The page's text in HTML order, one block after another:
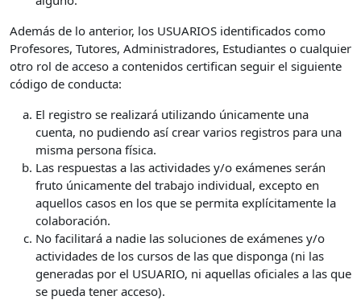
Además de lo anterior, los USUARIOS identificados como
Profesores, Tutores, Administradores, Estudiantes o cualquier
otro rol de acceso a contenidos certifican seguir el siguiente
código de conducta:
El registro se realizará utilizando únicamente una
cuenta, no pudiendo así crear varios registros para una
misma persona física.
Las respuestas a las actividades y/o exámenes serán
fruto únicamente del trabajo individual, excepto en
aquellos casos en los que se permita explícitamente la
colaboración.
No facilitará a nadie las soluciones de exámenes y/o
actividades de los cursos de las que disponga (ni las
generadas por el USUARIO, ni aquellas oficiales a las que
se pueda tener acceso).